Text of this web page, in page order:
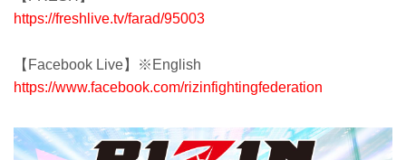
https://freshlive.tv/farad/95003
【Facebook Live】※English
https://www.facebook.com/rizinfightingfederation